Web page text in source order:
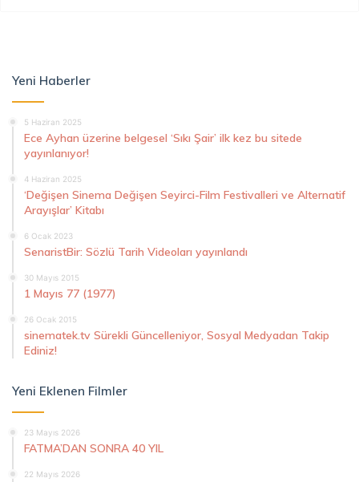
Yeni Haberler
5 Haziran 2025
Ece Ayhan üzerine belgesel ‘Sıkı Şair’ ilk kez bu sitede
yayınlanıyor!
4 Haziran 2025
‘Değişen Sinema Değişen Seyirci-Film Festivalleri ve Alternatif
Arayışlar’ Kitabı
6 Ocak 2023
SenaristBir: Sözlü Tarih Videoları yayınlandı
30 Mayıs 2015
1 Mayıs 77 (1977)
26 Ocak 2015
sinematek.tv Sürekli Güncelleniyor, Sosyal Medyadan Takip
Ediniz!
Yeni Eklenen Filmler
23 Mayıs 2026
FATMA’DAN SONRA 40 YIL
22 Mayıs 2026